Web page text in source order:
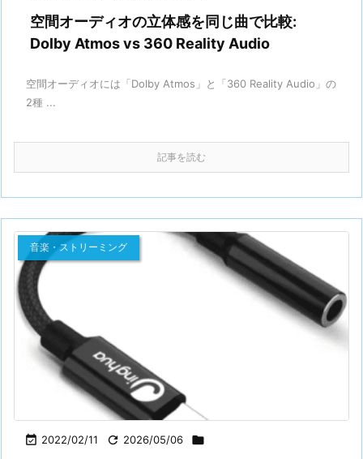
空間オーディオの立体感を同じ曲で比較:
Dolby Atmos vs 360 Reality Audio
空間オーディオには「Dolby Atmos」と「360 Reality Audio」の
2種 ...
記事を読む
 2022/02/11  2026/05/06 
音楽・ストリーミング